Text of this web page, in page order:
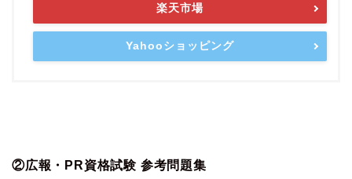
楽天市場
Yahooショッピング
②広報・PR資格試験 参考問題集